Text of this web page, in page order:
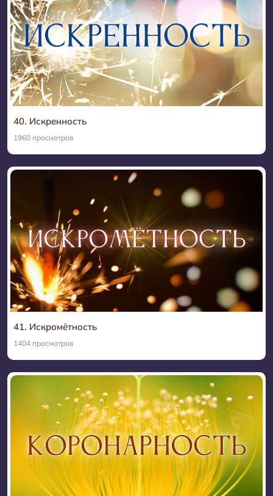
40. Искренность
1960 просмотров
41. Искромётность
1404 просмотров